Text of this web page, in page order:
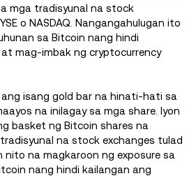
mga tradisyunal na stock
o NASDAQ. Nangangahulugan ito
sa Bitcoin nang hindi
mag-imbak ng cryptocurrency
isang gold bar na hinati-hati sa
na inilagay sa mga share. Iyon
basket ng Bitcoin shares na
na stock exchanges tulad
nito na magkaroon ng exposure sa
nang hindi kailangan ang